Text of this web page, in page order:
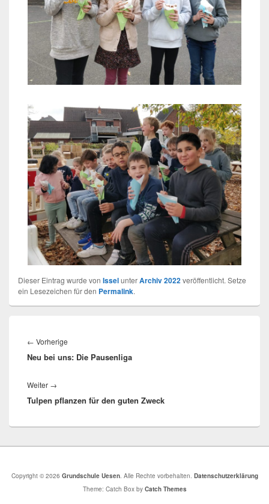
Dieser Eintrag wurde von IsselunterArchiv 2022veröffentlicht. Setze
ein Lesezeichen für den Permalink.
← Vorherige
Neu bei uns: Die Pausenliga
Weiter →
Tulpen pflanzen für den guten Zweck
Copyright © 2026 Grundschule Uesen. Alle Rechte vorbehalten. Datenschutzerklärung
Theme: Catch Box by Catch Themes